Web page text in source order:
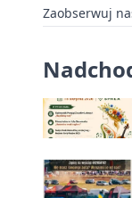
Zaobserwuj